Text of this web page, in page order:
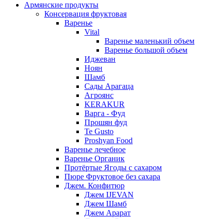
Армянские продукты
Консервация фруктовая
Варенье
Vital
Варенье маленький объем
Варенье большой объем
Иджеван
Ноян
Шамб
Сады Арагаца
Агроянс
KERAKUR
Варга - Фуд
Прошян фуд
Te Gusto
Proshyan Food
Варенье лечебное
Варенье Органик
Протёртые Ягоды с сахаром
Пюре Фруктовое без сахара
Джем. Конфитюр
Джем IJEVAN
Джем Шамб
Джем Арарат